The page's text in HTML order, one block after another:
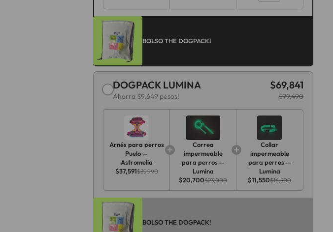
BOLSO THE DOGPACK!
DOGPACK LUMINA
Ahorra $9,649 pesos!
$69,841
$79,490
Arnés para perros
Puelo —
Astromelia
$37,591$39,990
Correa
impermeable
para perros —
Lumina
$20,700$23,000
Collar
impermeable
para perros —
Lumina
$11,550$16,500
BOLSO THE DOGPACK!